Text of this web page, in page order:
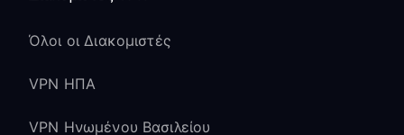
Όλοι οι Διακομιστές
VPN ΗΠΑ
VPN Ηνωμένου Βασιλείου